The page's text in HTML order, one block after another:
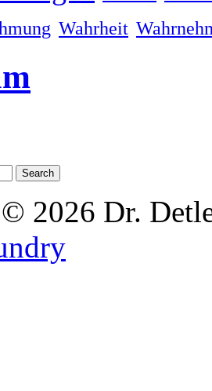
Wahrheit
2026 Dr.